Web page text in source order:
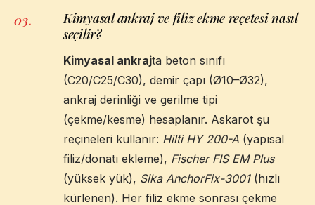
03.
Kimyasal ankraj ve filiz ekme reçetesi nasıl
seçilir?
Kimyasal ankrajta beton sınıfı
(C20/C25/C30), demir çapı (Ø10–Ø32),
ankraj derinliği ve gerilme tipi
(çekme/kesme) hesaplanır. Askarot şu
reçineleri kullanır: Hilti HY 200-A (yapısal
filiz/donatı ekleme), Fischer FIS EM Plus
(yüksek yük), Sika AnchorFix-3001(hızlı
kürlenen). Her filiz ekme sonrası çekme